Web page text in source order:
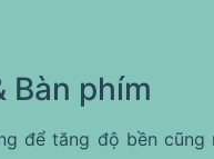
Bàn phím
để tăng độ bền